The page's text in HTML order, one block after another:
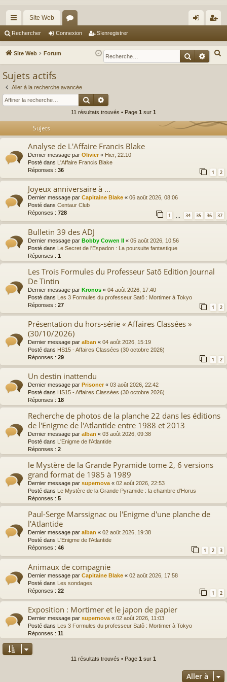
cc
ès
ra
pi
de
Site Web
or
u
m
ne
xi
nr
eg
Rechercher Connexion S’enregistrer
Site Web Forum
e
Sujets actifs
Aller à la recherche avancée
Rechercher
11 résultats trouvés • Page 1 sur 1
Sujets
Analyse de L'Affaire Francis Blake
Dernier message par Olivier« Hier, 22:10
Posté dans L'Affaire Francis Blake
Réponses : 36 1 2
Joyeux anniversaire à ...
Dernier message par Capitaine Blake « 06 août 2026, 08:06
Posté dans Centaur Club
Réponses : 728 1 34 35 36 37
Bulletin 39 des ADJ
Dernier message par Bobby Cowen II « 05 août 2026, 10:56
Posté dans Le Secret de l'Espadon : La poursuite fantastique
Réponses : 1
Les Trois Formules du Professeur Satō Edition Journal
De Tintin
Dernier message par Kronos « 04 août 2026, 17:40
Posté dans Les 3 Formules du professeur Satô : Mortimer à Tokyo
Réponses : 27 1 2
Présentation du hors-série « Affaires Classées »
(30/10/2026)
Dernier message par alban « 04 août 2026, 15:19
Posté dans HS15 - Affaires Classées (30 octobre 2026)
Réponses : 29 1 2
Un destin inattendu
Dernier message par Prisoner« 03 août 2026, 22:42
Posté dans HS15 - Affaires Classées (30 octobre 2026)
Réponses : 18
Recherche de photos de la planche 22 dans les éditions
de l'Enigme de l'Atlantide entre 1988 et 2013
Dernier message par alban « 03 août 2026, 09:38
Posté dans
L'Enigme de l'Atlantide
Réponses : 2
le Mystère de la Grande Pyramide tome 2, 6 versions
grand format de 1985 à 1989
Dernier message par supernova « 02 août 2026, 22:53
Posté dans
Le Mystère de la Grande Pyramide : la chambre d'Horus
Réponses : 5
Paul-Serge Marssignac ou l'Enigme d'une planche de
l'Atlantide
Dernier message par alban « 02 août 2026, 19:38
Posté dans
L'Enigme de l'Atlantide
Réponses : 46 1 2 3
Animaux de compagnie
Dernier message par Capitaine Blake « 02 août 2026, 17:58
Posté dans Les sondages
Réponses : 22 1 2
Exposition : Mortimer et le japon de papier
Dernier message par supernova « 02 août 2026, 11:03
Posté dans Les 3 Formules du professeur Satô : Mortimer à Tokyo
Réponses : 11
11 résultats trouvés • Page 1 sur 1
Aller à